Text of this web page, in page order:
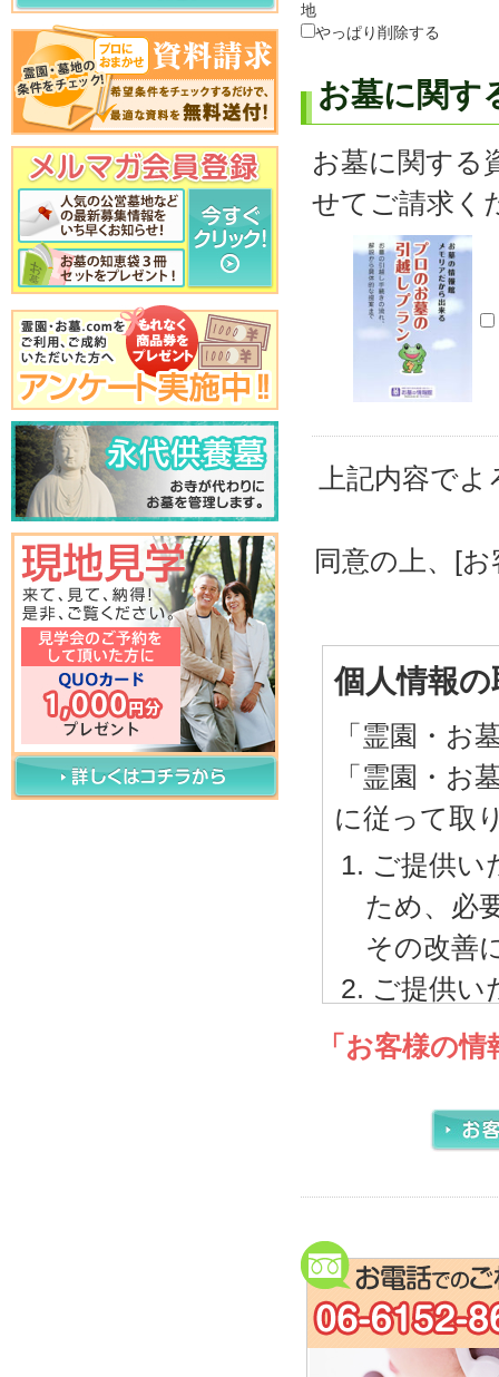
地
やっぱり削除する
お墓に関す
お墓に関する
せてご請求く
上記内容で
同意の上、[
個人情報
「霊園・お
「霊園・お
に従って取
ご提供い
ため、必
その改善
ご提供い
内で取り
ご本
サー
電話
報に関
お問合
なお、
に利
「お客様の